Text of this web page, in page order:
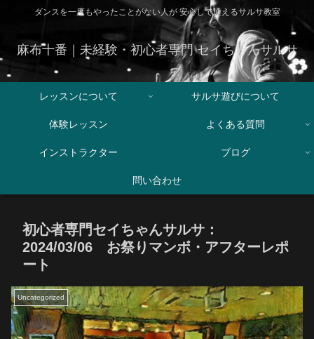
ダンスを一度もやったことがない人が 安心して通えるサルサ教室
麻布十番｜未経験・初心者専門 セイちゃんサルサ
レッスンについて サルサ遊びについて
体験レッスン よくある質問
インストラクター ブログ
問い合わせ
初心者専門セイちゃんサルサ：
2024/03/06 お祭りマンボ・アフターレポ
ート
Uncategorized